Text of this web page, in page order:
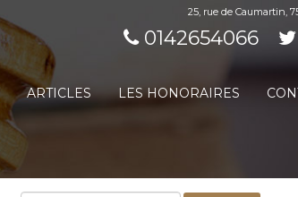
25, rue de Caumartin,
0142654066
ARTICLES LES HONORAIRES